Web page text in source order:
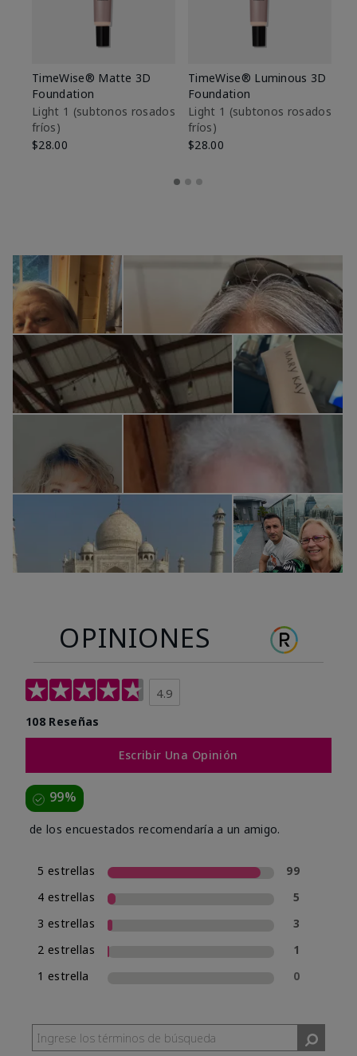
TimeWise® Matte 3D
Foundation
Light 1​ (subtonos rosados
fríos)
$28.00
TimeWise® Luminous 3D
Foundation
Light 1​ (subtonos rosados
fríos)
$28.00
OPINIONES
4.9
108 Reseñas
Escribir Una Opinión
99%
de los encuestados recomendaría a un amigo.
5 estrellas
99
4 estrellas
5
3 estrellas
3
2 estrellas
1
1 estrella
0